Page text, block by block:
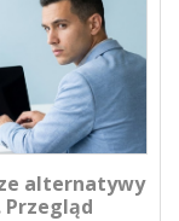
alternatywy
Przegląd